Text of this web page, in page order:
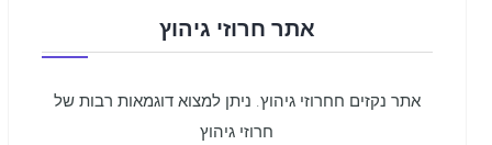
אתר חרוזי גיהוץ
אתר נקזים חחרוזי גיהוץ. ניתן למצוא דוגמאות רבות של
חרוזי גיהוץ